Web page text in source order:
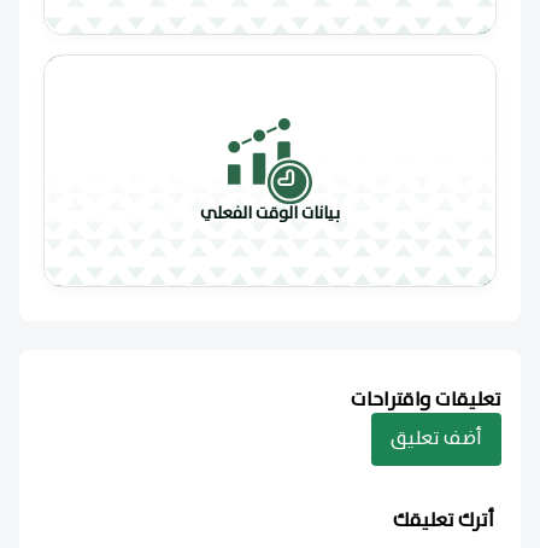
بيانات الوقت الفعلي
تعليقات واقتراحات
أضف تعليق
أترك تعليقك